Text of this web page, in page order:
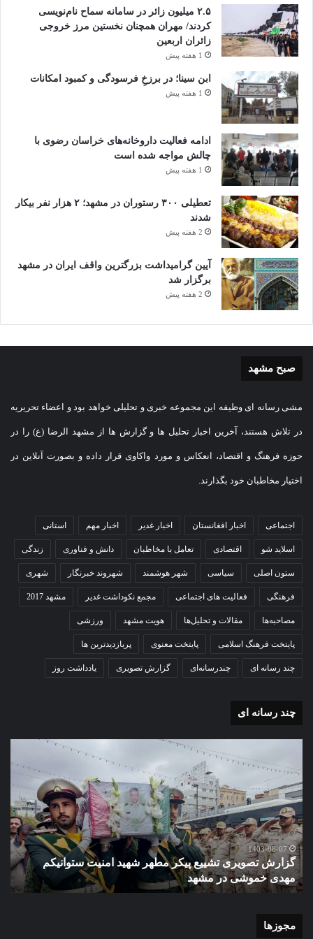
بدهیم، ابراز امیدواری کرد: اگر در این مرکز در بحث درمان، سرهنگ
قربان زاده؛ پیشگیری، عباسی مدیر عامل باشگاه سیاه جامگان و
خانواده برخواهند گشت.
گفتنی است مرکز اقامتی اجباری سلامت محور مهر الرضا علیه
السلام که در کیلومتر ۱۷ جاده کلات و در روستای پاژ زادگاه
به مؤسسه خیریه مهر الرضا (ع) بوده که با اخذ مجوزهای رسمی از
ستاد مبارزه با مواد مخدر و سازمان بهزیستی پذیرای مددجویان خود
معرف و بیماران معرفی شده از سوی ستاد می باشد.
Te
le
gr
a
W
ha
ts
Pr
in
tF
dl
y
C
op
y
ce
bo
wi
tte
m
ail
es
sa
ne
be
r
S
ky
pe
W
e
ha
ا
ش
ا
ک
گذ
ار
ی
۲.۵ میلیون زائر در سامانه سماح نام‌نویسی
کردند/ مهران همچنان نخستین مرز خروجی
زائران اربعین
1 هفته پیش
ابن سینا؛ در برزخِ فرسودگی و کمبود امکانات
1 هفته پیش
ادامه فعالیت داروخانه‌های خراسان رضوی با
چالش مواجه شده است
1 هفته پیش
تعطیلی ۳۰۰ رستوران در مشهد؛ ۲ هزار نفر بیکار
شدند
2 هفته پیش
آیین گرامیداشت بزرگترین واقف ایران در مشهد
برگزار شد
2 هفته پیش
صبح مشهد
مشی رسانه ای وظیفه این مجموعه خبری و تحلیلی خواهد بود و اعضاء تحریریه
در تلاش هستند، آخرین اخبار تحلیل ها و گزارش ها از مشهد الرضا (ع) را در
حوزه فرهنگ و اقتصاد، انعکاس و مورد واکاوی قرار داده و بصورت آنلاین در
اختیار مخاطبان خود بگذارند.
اجتماعی اخبار افغانستان اخبار غدیر اخبار مهم استانی
اسلاید شو اقتصادی تعامل با مخاطبان دانش و فناوری زندگی
ستون اصلی سیاسی شهر هوشمند شهروند خبرنگار شهری
فرهنگی فعالیت های اجتماعی مجمع نکوداشت غدیر مشهد 2017
مصاحبه‌ها مقالات و تحلیل‌ها هویت مشهد ورزشی
پایتخت فرهنگ اسلامی پایتخت معنوی پربازدیدترین ها
چند رسانه ای چندرسانه‌ای گزارش تصویری یادداشت روز
چند رسانه ای
تشییع
پیکر
مطهر
شهید
امنیت
ستوانیکم
مهدی
خموشی
در
1403-08-07
گزارش تصویری تشییع پیکر مطهر شهید امنیت ستوانیکم
مهدی خموشی در مشهد
با
مجوزها